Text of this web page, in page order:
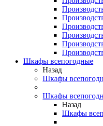
Шкафы всепогодные
Назад
Шкафы
Шкафы
Назад
Шкафы